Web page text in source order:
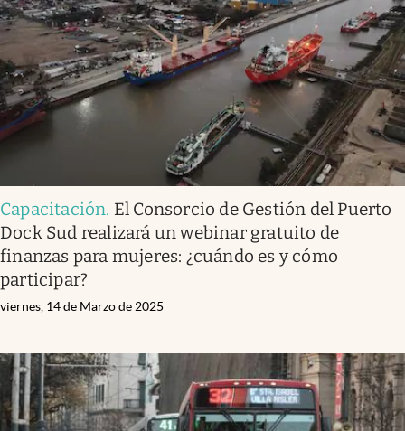
Capacitación. El Consorcio de Gestión del Puerto
Dock Sud realizará un webinar gratuito de
finanzas para mujeres: ¿cuándo es y cómo
participar?
viernes, 14 de Marzo de 2025